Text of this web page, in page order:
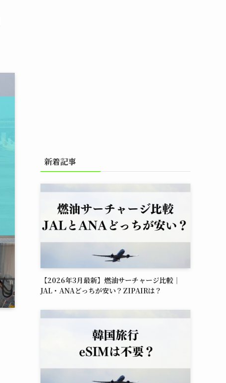
新着記事
【2026年3月最新】燃油サーチャージ比較｜
JAL・ANAどっちが安い？ZIPAIRは？